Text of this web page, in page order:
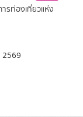
รท่องเที่ยวแห่ง